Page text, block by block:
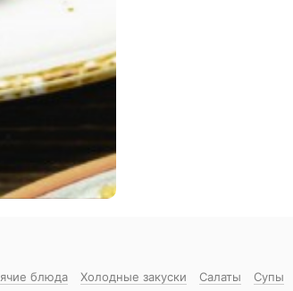
блюда Холодные закуски Салаты Супы